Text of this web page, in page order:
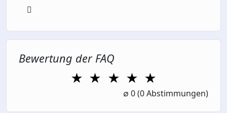
Bewertung der FAQ
★ ★
2 Stars
★
3 Stars
★
4 Stars
★
5 Stars
∅ 0(0 Abstimmungen)